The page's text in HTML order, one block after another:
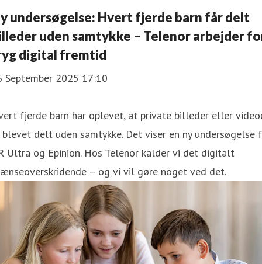
undersøgelse: Hvert fjerde barn får delt
uden samtykke – Telenor arbejder
digital fremtid
September 2025 17:10
fjerde barn har oplevet, at private billeder eller
blevet delt uden samtykke. Det viser en ny undersøgelse
Ultra og Epinion. Hos Telenor kalder vi det digitalt
– og vi vil gøre noget ved det.